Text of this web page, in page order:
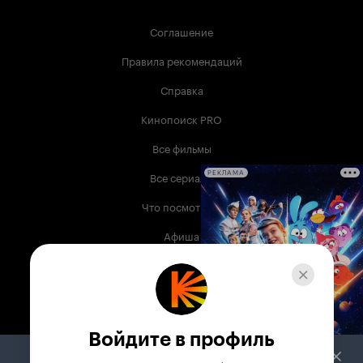
Соглашение
Правила рекомендаций
Справка
Кинопоиск PRO
Все фильмы
Все сериалы
Что посмотреть
Афиша
Музыка
Телепрограмма
Служба поддержки
РЕКЛАМА
Войдите в профиль